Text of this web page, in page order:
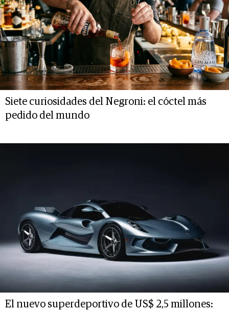
Siete curiosidades del Negroni: el cóctel más
pedido del mundo
El nuevo superdeportivo de US$ 2,5 millones: